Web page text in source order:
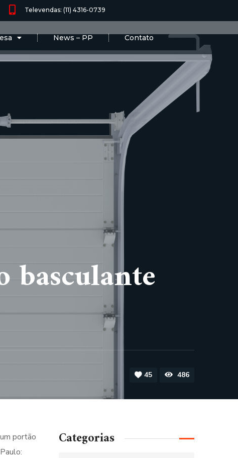
Televendas: (11) 4316-0739
News – PP Contato
basculante
45 486
portão
Categorias